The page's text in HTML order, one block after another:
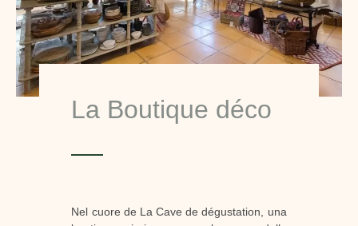
La Boutique déco
Nel cuore de La Cave de dégustation, una